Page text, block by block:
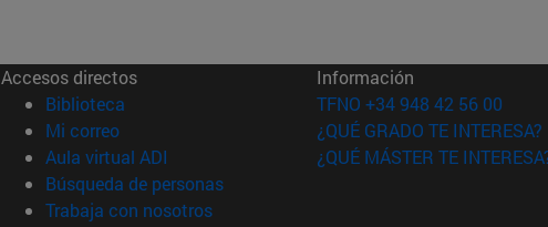
Accesos directos
Biblioteca (abre en nueva ventana)
Mi correo(abre en nueva ventana)
Aula virtual ADI (abre en nueva ventana)
Búsqueda de personas(abre en nueva ventana)
Trabaja con nosotros(abre en nueva ventana)
Información
TFNO +34 948 42 56 00
¿QUÉ GRADO TE INTERESA?
¿QUÉ MÁSTER TE